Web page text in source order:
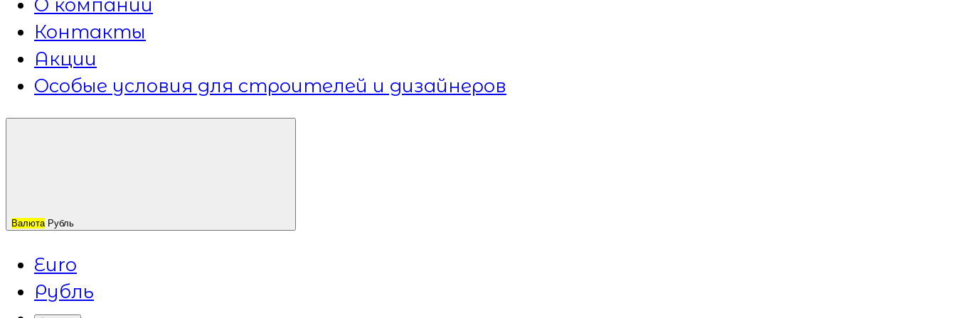
О компании
Контакты
Акции
Особые условия для строителей и дизайнеров
Валюта Рубль
Euro
Рубль